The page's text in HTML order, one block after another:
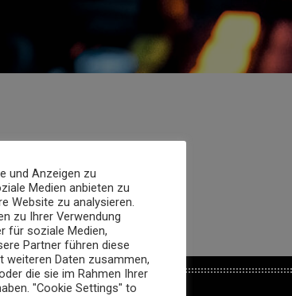
INFOS
und Anzeigen zu
Medien anbieten zu
Website zu analysieren.
zu Ihrer Verwendung
für soziale Medien,
Partner führen diese
Daten zusammen,
die sie im Rahmen Ihrer
"Cookie Settings" to